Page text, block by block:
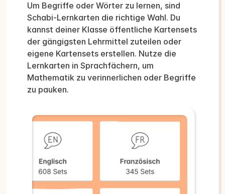
Um Begriffe oder Wörter zu lernen, sind
Schabi-Lernkarten die richtige Wahl. Du
kannst deiner Klasse öffentliche Kartensets
der gängigsten Lehrmittel zuteilen oder
eigene Kartensets erstellen. Nutze die
Lernkarten in Sprachfächern, um
Mathematik zu verinnerlichen oder Begriffe
zu pauken.